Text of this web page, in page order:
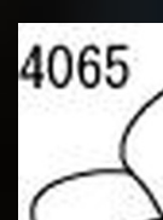
⑦Blue
④Brown
①Beige
④Brown
①Black
①Black